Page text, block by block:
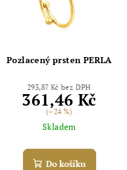
Pozlacený prsten PERLA
293,87 Kč bez DPH
361,46 Kč
(–24 %)
Skladem
Do košíku